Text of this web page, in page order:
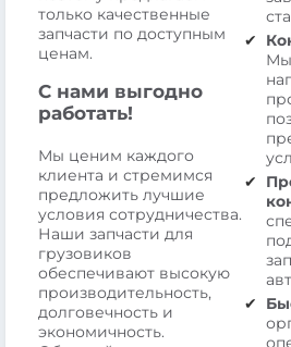
только качественные
запчасти по доступным
ценам.
С нами выгодно
работать!
Мы ценим каждого
клиента и стремимся
предложить лучшие
условия сотрудничества.
Наши запчасти для
грузовиков
обеспечивают высокую
производительность,
долговечность и
экономичность.
Мы